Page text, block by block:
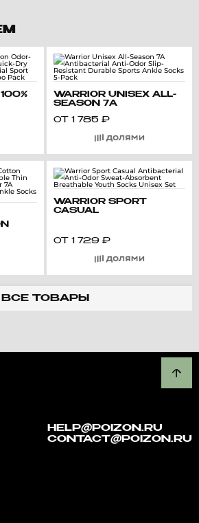
WARRIOR UNISEX ALL-
SEASON 7A
ODOR SLIP-RESISTANT
ANKLE SOCKS 5-PACK
ОТ 1 785 ₽
WARRIOR SPORT
CASUAL
ABSORBENT
SOCKS UNISEX SET
ОТ 1 729 ₽
ВСЕ ТОВАРЫ
HELP@POIZON.RU
CONTACT@POIZON.RU